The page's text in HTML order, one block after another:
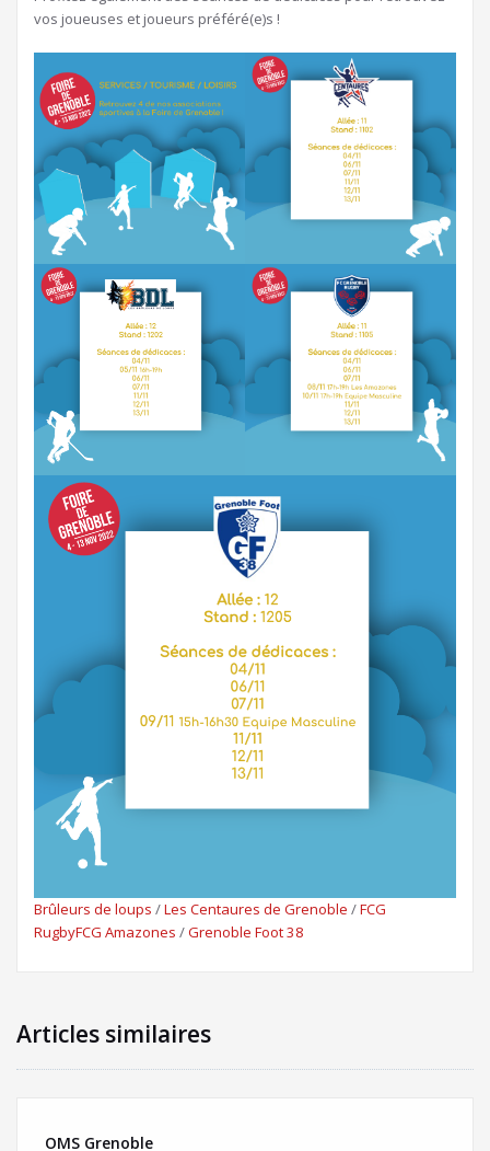
vos joueuses et joueurs préféré(e)s !
Brûleurs de loups /Les Centaures de Grenoble /FCG
RugbyFCG Amazones /Grenoble Foot 38
Articles similaires
OMS Grenoble